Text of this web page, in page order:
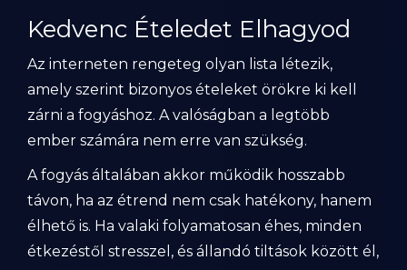
Kedvenc Ételedet Elhagyod
Az interneten rengeteg olyan lista létezik,
amely szerint bizonyos ételeket örökre ki kell
zárni a fogyáshoz. A valóságban a legtöbb
ember számára nem erre van szükség.
A fogyás általában akkor működik hosszabb
távon, ha az étrend nem csak hatékony, hanem
élhető is. Ha valaki folyamatosan éhes, minden
étkezéstől stresszel, és állandó tiltások között él,